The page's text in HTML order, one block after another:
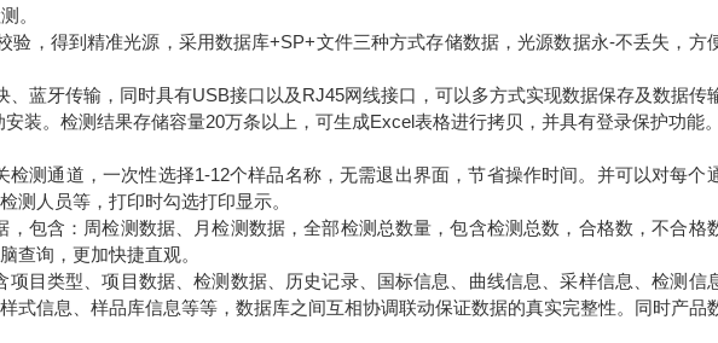
。
验，得到精准光源，采用数据库+SP+文件三种方式存储数据，光源数据永-不丢失，方
蓝牙传输，同时具有USB接口以及RJ45网线接口，可以多方式实现数据保存及数据传
装。检测结果存储容量20万条以上，可生成Excel表格进行拷贝，并具有登录保护功能
测通道，一次性选择1-12个样品名称，无需退出界面，节省操作时间。并可以对每个
测人员等，打印时勾选打印显示。
包含：周检测数据、月检测数据，全部检测总数量，包含检测总数，合格数，不合格
查询，更加快捷直观。
目类型、项目数据、检测数据、历史记录、国标信息、曲线信息、采样信息、检测信
式信息、样品库信息等等，数据库之间互相协调联动保证数据的真实完整性。同时产品